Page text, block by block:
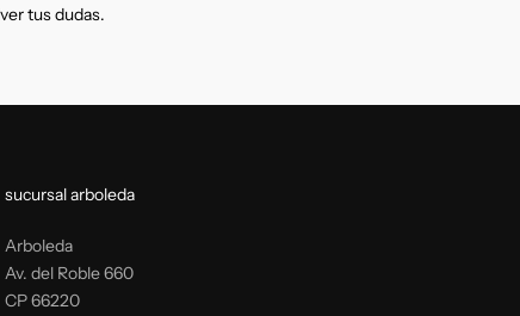
tus dudas.
sucursal arboleda
Arboleda
Av. del Roble 660
CP 66220